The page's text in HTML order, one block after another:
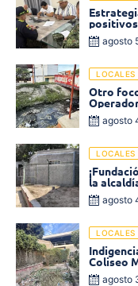
agosto
LOCALES
Otro
de laagosto
LOCALES
la
limpieza
agosto
LOCALES
Coliseo
agosto